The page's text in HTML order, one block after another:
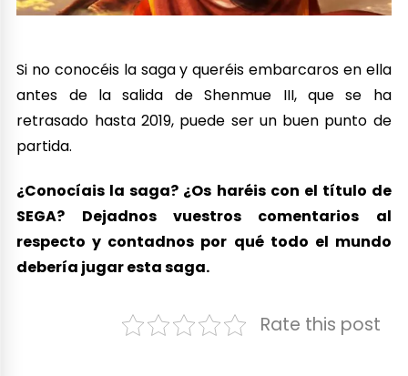
Si no conocéis la saga y queréis embarcaros en ella
antes de la salida de Shenmue III, que se ha
retrasado hasta 2019, puede ser un buen punto de
partida.
¿Conocíais la saga? ¿Os haréis con el título de
SEGA? Dejadnos vuestros comentarios al
respecto y contadnos por qué todo el mundo
debería jugar esta saga.
Rate this post